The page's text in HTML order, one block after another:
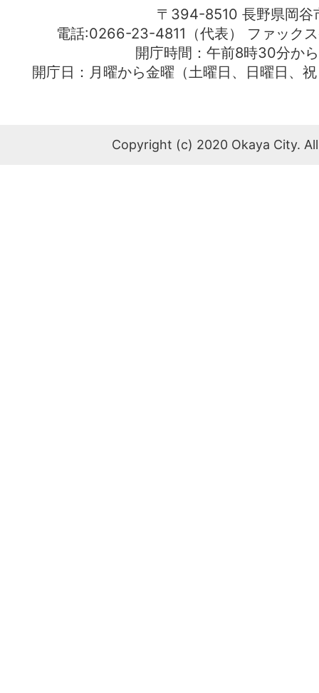
〒394-8510 長野県岡谷
電話:0266-23-4811（代表） ファッ
開庁時間：午前8時30分か
開庁日：月曜から金曜（土曜日、日曜日、
Copyright (c) 2020 Okaya City.